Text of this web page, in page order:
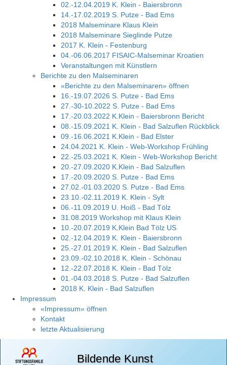
02.-12.04.2019 K. Klein - Baiersbronn
14.-17.02.2019 S. Putze - Bad Ems
2018 Malseminare Klaus Klein
2018 Malseminare Sieglinde Putze
2017 K. Klein - Festenburg
04.-06.06.2017 FISAIC-Malseminar Kroatien
Veranstaltungen mit Künstlern
Berichte zu den Malseminaren
«Berichte zu den Malseminaren» öffnen
16.-19.07.2026 S. Putze - Bad Ems
27.-30-10.2022 S. Putze - Bad Ems
17.-20.03.2022 K.Klein - Baiersbronn Bericht
08.-15.09.2021 K. Klein - Bad Salzuflen Rückblick
09.-16.06.2021 K.Klein - Bad Elster
24.04.2021 K. Klein - Web-Workshop Frühling
22.-25.03.2021 K. Klein - Web-Workshop Bericht
20.-27.09.2020 K.Klein - Bad Salzuflen
17.-20.09.2020 S. Putze - Bad Ems
27.02.-01.03.2020 S. Putze - Bad Ems
23.10.-02.11.2019 K. Klein - Sylt
06.-11.09.2019 U. Hoiß - Bad Tölz
31.08.2019 Workshop mit Klaus Klein
10.-20.07.2019 K.Klein Bad Tölz US
02.-12.04.2019 K. Klein - Baiersbronn
25.-27.01.2019 K. Klein - Bad Salzuflen
23.09.-02.10.2018 K. Klein - Schönau
12.-22.07.2018 K. Klein - Bad Tölz
01.-04.03.2018 S. Putze - Bad Salzuflen
2018 K. Klein - Bad Salzuflen
Impressum
«Impressum» öffnen
Kontakt
letzte Aktualisierung
Bildende Kunst